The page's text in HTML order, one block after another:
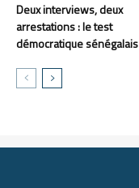
Deux interviews, deux
arrestations : le test
démocratique sénégalais